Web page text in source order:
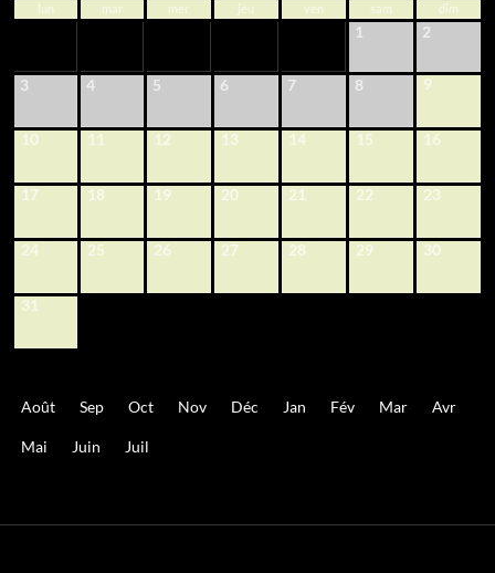
lun mar mer jeu ven sam dim
1 2
3 4 5 6 7 8 9
10 11 12 13 14 15 16
17 18 19 20 21 22 23
24 25 26 27 28 29 30
31
Août Sep Oct Nov Déc Jan Fév Mar Avr
Mai Juin Juil